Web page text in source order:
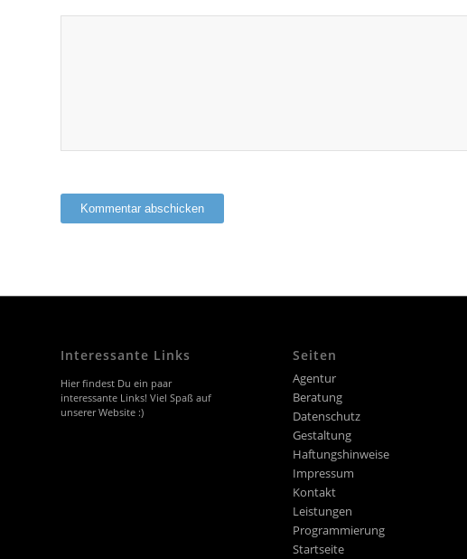
Interessante Links
Hier findest Du ein paar
interessante Links! Viel Spaß auf
unserer Website :)
Seiten
Agentur
Beratung
Datenschutz
Gestaltung
Haftungshinweise
Impressum
Kontakt
Leistungen
Programmierung
Startseite